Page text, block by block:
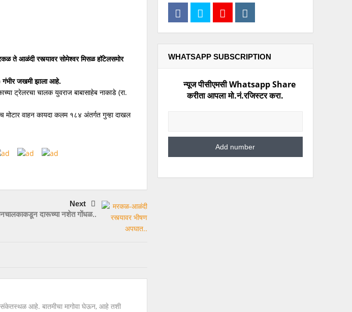
ते आळंदी रस्त्यावर सोमेश्वर मिसळ हॉटेलसमोर
गंभीर जखमी झाला आहे.
ट्रेलरचा चालक युवराज बाबासाहेब नाकाडे (रा.
वाहन कायदा कलम १८४ अंतर्गत गुन्हा दाखल
Next
दारूच्या नशेत गोंधळ..
संकेतस्थळ आहे. बातमीचा मागोवा घेऊन, आहे तशी
WHATSAPP SUBSCRIPTION
न्यूज पीसीएमसी Whatsapp Share
करीता आपला मो.नं.रजिस्टर करा.